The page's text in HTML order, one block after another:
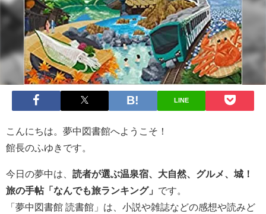
LINE
こんにちは。夢中図書館へようこそ！
館長のふゆきです。
今日の夢中は、 読者が選ぶ温泉宿、大自然、グルメ、城！
旅の手帖「なんでも旅ランキング」 です。
「夢中図書館 読書館」は、小説や雑誌などの感想や読みど